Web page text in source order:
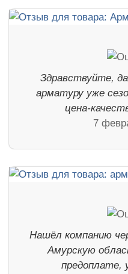
Здравствуйте,
арматуру уже
цена-
7
Нашёл компанию
Амурскую
предоплате,